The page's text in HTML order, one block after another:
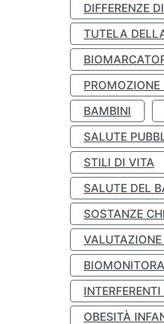
DIFFERENZE
TUTELA
BAMBINI
SALUTE
STILI DI VITA
SALUTE DEL
SOSTANZE
OBESITÀ